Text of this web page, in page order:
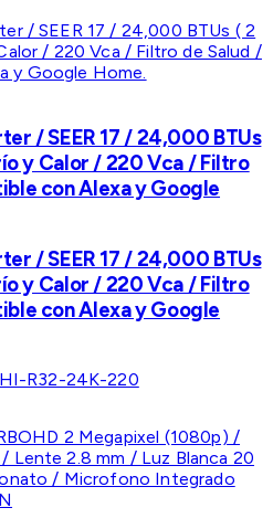
/ SEER 17 / 24,000 BTUs
y Calor / 220 Vca / Filtro
con Alexa y Google
/ SEER 17 / 24,000 BTUs
y Calor / 220 Vca / Filtro
con Alexa y Google
R32-24K-220